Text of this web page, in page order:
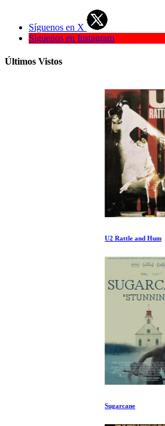
Síguenos en X
Síguenos en Instagram
Últimos Vistos